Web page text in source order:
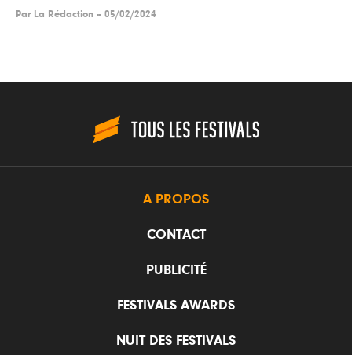
Par La Rédaction -- 05/02/2024
A PROPOS
CONTACT
PUBLICITÉ
FESTIVALS AWARDS
NUIT DES FESTIVALS